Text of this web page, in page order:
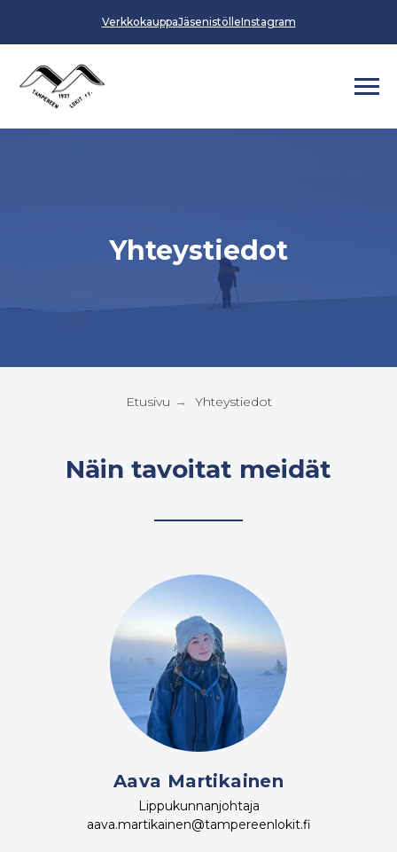
VerkkokauppaJäsenistölleInstagram
Yhteystiedot
Etusivu → Yhteystiedot
Näin tavoitat meidät
Aava Martikainen
Lippukunnanjohtaja
aava.martikainen@tampereenlokit.fi